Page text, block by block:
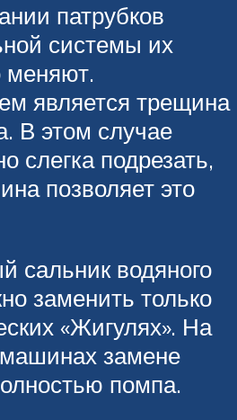
патрубков
системы их
меняют.
является трещина
В этом случае
слегка подрезать,
позволяет это
сальник водяного
заменить только
«Жигулях». На
замене
помпа.